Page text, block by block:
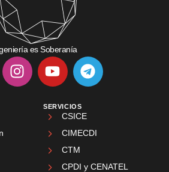
es Soberanía
SERVICIOS
CSICE
CIMECDI
CTM
CPDI y CENATEL